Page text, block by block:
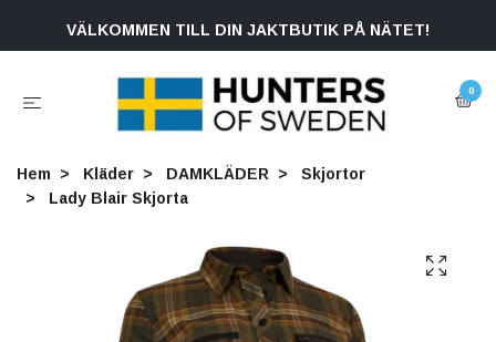
VÄLKOMMEN TILL DIN JAKTBUTIK PÅ NÄTET!
0
Hem Kläder DAMKLÄDER
Skjortor
Lady Blair Skjorta